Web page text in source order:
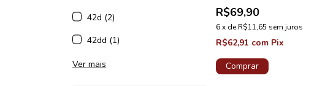
42d (2)
42dd (1)
Ver mais
R$69,90
6 x deR$11,65 sem juros
R$62,91 com Pix
Comprar